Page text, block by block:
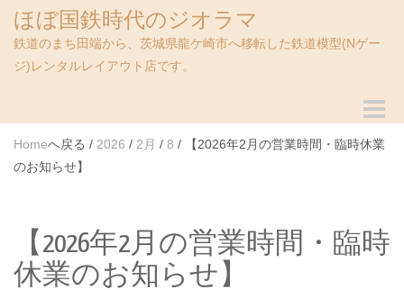
ほぼ国鉄時代のジオラマ
鉄道のまち田端から、茨城県龍ケ崎市へ移転した鉄道模型(Nゲー
ジ)レンタルレイアウト店です。
Toggle
Home
/ 2026 / 2月 / 8 /
【2026年2月の営業時間・臨時休業
のお知らせ】
【2026年2月の営業時間・臨時
休業のお知らせ】